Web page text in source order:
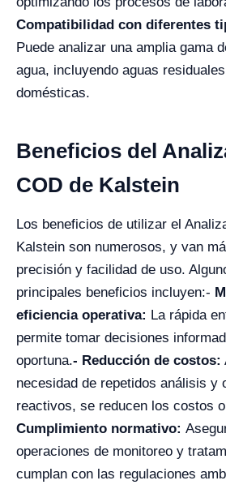
Compatibilidad con diferentes
Puede analizar una amplia gama
agua, incluyendo aguas
domésticas.
Beneficios del
COD de Kalstein
Los beneficios de utilizar el
Kalstein son numerosos, y van
precisión y facilidad de uso.
principales beneficios incluyen:-
eficiencia operativa: La rápida
permite tomar decisiones
oportuna.- Reducción de costos:
necesidad de repetidos análisis y
reactivos, se reducen los costos
Cumplimiento normativo:
operaciones de monitoreo y
cumplan con las regulaciones